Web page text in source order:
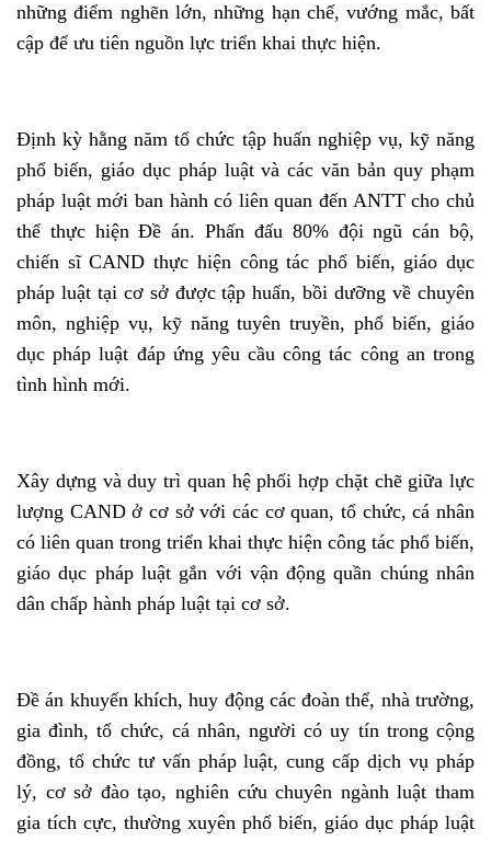
những điểm nghẽn lớn, những hạn chế, vướng mắc, bất
cập để ưu tiên nguồn lực triển khai thực hiện.
Định kỳ hằng năm tổ chức tập huấn nghiệp vụ, kỹ năng
phổ biến, giáo dục pháp luật và các văn bản quy phạm
pháp luật mới ban hành có liên quan đến ANTT cho chủ
thể thực hiện Đề án. Phấn đấu 80% đội ngũ cán bộ,
chiến sĩ CAND thực hiện công tác phổ biến, giáo dục
pháp luật tại cơ sở được tập huấn, bồi dưỡng về chuyên
môn, nghiệp vụ, kỹ năng tuyên truyền, phổ biến, giáo
dục pháp luật đáp ứng yêu cầu công tác công an trong
tình hình mới.
Xây dựng và duy trì quan hệ phối hợp chặt chẽ giữa lực
lượng CAND ở cơ sở với các cơ quan, tổ chức, cá nhân
có liên quan trong triển khai thực hiện công tác phổ biến,
giáo dục pháp luật gắn với vận động quần chúng nhân
dân chấp hành pháp luật tại cơ sở.
Đề án khuyến khích, huy động các đoàn thể, nhà trường,
gia đình, tổ chức, cá nhân, người có uy tín trong cộng
đồng, tổ chức tư vấn pháp luật, cung cấp dịch vụ pháp
lý, cơ sở đào tạo, nghiên cứu chuyên ngành luật tham
gia tích cực, thường xuyên phổ biến, giáo dục pháp luật